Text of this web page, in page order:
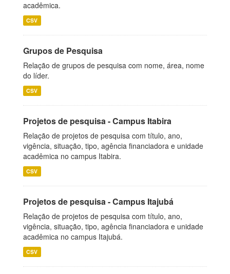
acadêmica.
CSV
Grupos de Pesquisa
Relação de grupos de pesquisa com nome, área, nome
do líder.
CSV
Projetos de pesquisa - Campus Itabira
Relação de projetos de pesquisa com título, ano,
vigência, situação, tipo, agência financiadora e unidade
acadêmica no campus Itabira.
CSV
Projetos de pesquisa - Campus Itajubá
Relação de projetos de pesquisa com título, ano,
vigência, situação, tipo, agência financiadora e unidade
acadêmica no campus Itajubá.
CSV